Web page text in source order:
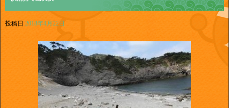
投稿日 2018年4月22日